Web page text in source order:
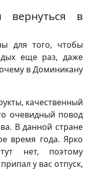
в
для того, чтобы
еще раз, даже
в Доминикану
качественный
очевидный повод
В данной стране
время года. Ярко
нет, поэтому
у вас отпуск,